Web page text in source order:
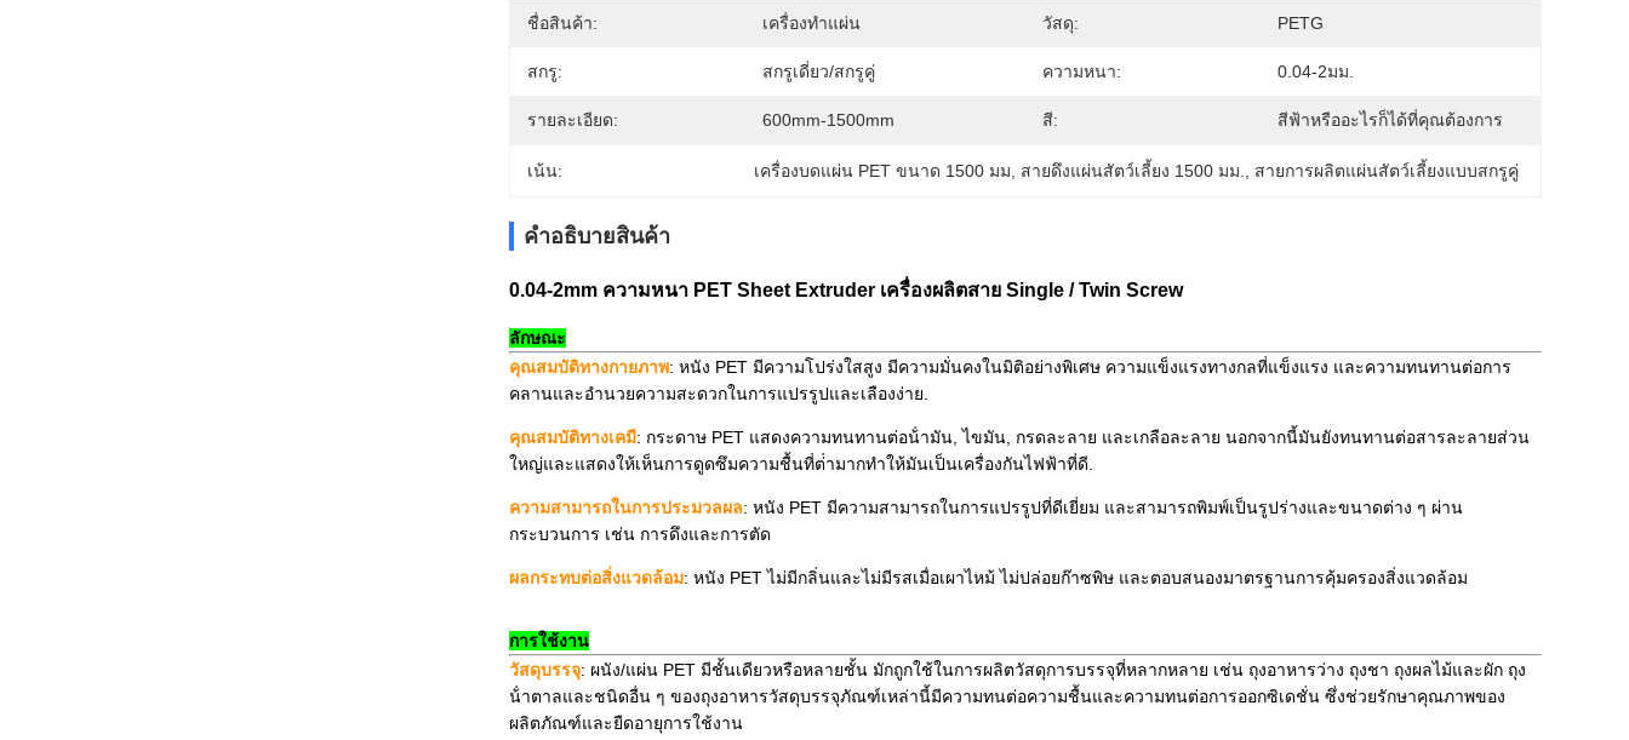
ชื่อสินค้า: เครื่องทำแผ่น วัสดุ: PETG
สกรู: สกรูเดี่ยว/สกรูคู่ ความหนา: 0.04-2มม.
รายละเอียด: 600mm-1500mm สี: สีฟ้าหรืออะไรก็ได้ที่คุณต้องการ
เน้น: เครื่องบดแผ่น PET ขนาด 1500 มม สายดึงแผ่นสัตว์เลี้ยง 1500 มม. สายการผลิตแผ่นสัตว์เลี้ยงแบบสกรูคู่
คําอธิบายสินค้า
0.04-2mm ความหนา PET Sheet Extruder เครื่องผลิตสาย Single / Twin Screw
ลักษณะ
คุณสมบัติทางกายภาพ: หนัง PET มีความโปร่งใสสูง มีความมั่นคงในมิติอย่างพิเศษ ความแข็งแรงทางกลที่แข็งแรง และความทนทานต่อการ
คลานและอํานวยความสะดวกในการแปรรูปและเลืองง่าย.
คุณสมบัติทางเคมี: กระดาษ PET แสดงความทนทานต่อน้ํามัน, ไขมัน, กรดละลาย และเกลือละลาย นอกจากนี้มันยังทนทานต่อสารละลายส่วน
ใหญ่และแสดงให้เห็นการดูดซึมความชื้นที่ต่ํามากทําให้มันเป็นเครื่องกันไฟฟ้าที่ดี.
ความสามารถในการประมวลผล: หนัง PET มีความสามารถในการแปรรูปที่ดีเยี่ยม และสามารถพิมพ์เป็นรูปร่างและขนาดต่าง ๆ ผ่าน
กระบวนการ เช่น การดึงและการตัด
ผลกระทบต่อสิ่งแวดล้อม: หนัง PET ไม่มีกลิ่นและไม่มีรสเมื่อเผาไหม้ ไม่ปล่อยก๊าซพิษ และตอบสนองมาตรฐานการคุ้มครองสิ่งแวดล้อม
การใช้งาน
วัสดุบรรจุ: ผนัง/แผ่น PET มีชั้นเดียวหรือหลายชั้น มักถูกใช้ในการผลิตวัสดุการบรรจุที่หลากหลาย เช่น ถุงอาหารว่าง ถุงชา ถุงผลไม้และผัก ถุง
น้ําตาลและชนิดอื่น ๆ ของถุงอาหารวัสดุบรรจุภัณฑ์เหล่านี้มีความทนต่อความชื้นและความทนต่อการออกซิเดชั่น ซึ่งช่วยรักษาคุณภาพของ
ผลิตภัณฑ์และยืดอายุการใช้งาน